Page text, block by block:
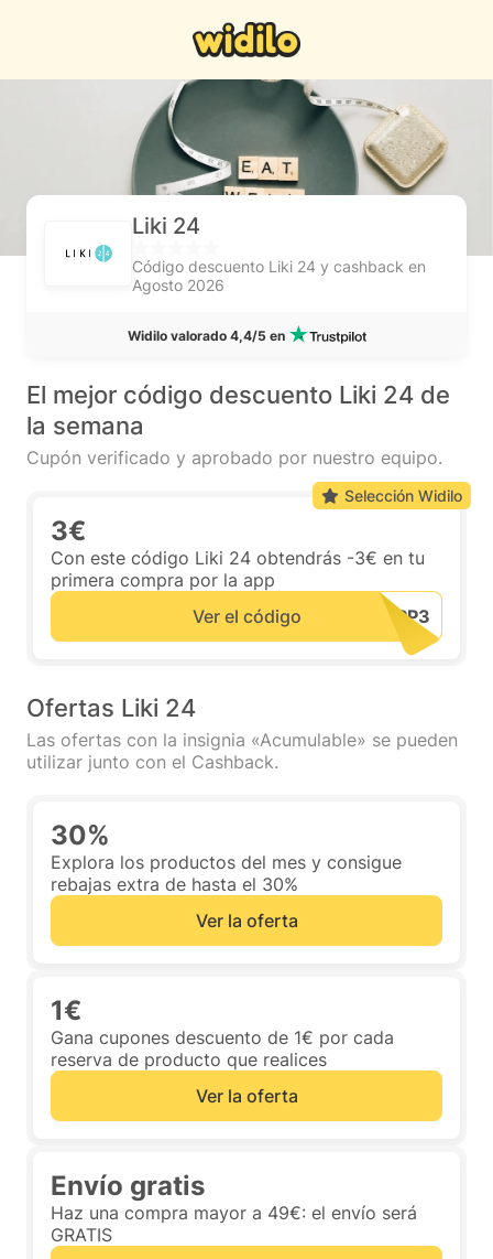
Liki 24
Código descuento Liki 24 y cashback en
Agosto 2026
Widilo valorado 4,4/5 en
El mejor código descuento Liki 24 de
la semana
Cupón verificado y aprobado por nuestro equipo.
3€
Con este código Liki 24 obtendrás -3€ en tu
primera compra por la app
Ver el código
Selección Widilo
Ofertas Liki 24
Las ofertas con la insignia «Acumulable» se pueden
utilizar junto con el Cashback.
30%
Explora los productos del mes y consigue
rebajas extra de hasta el 30%
Ver la oferta
1€
Gana cupones descuento de 1€ por cada
reserva de producto que realices
Ver la oferta
Envío gratis
Haz una compra mayor a 49€: el envío será
GRATIS